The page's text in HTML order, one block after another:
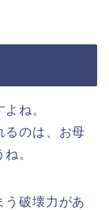
ね。
るのは、お母
。
う破壊力があ